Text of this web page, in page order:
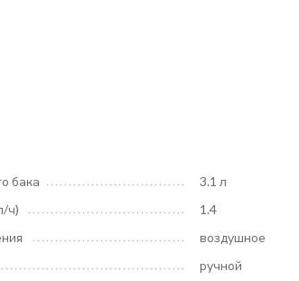
бака
3.1 л
ч)
1.4
воздушное
ручной